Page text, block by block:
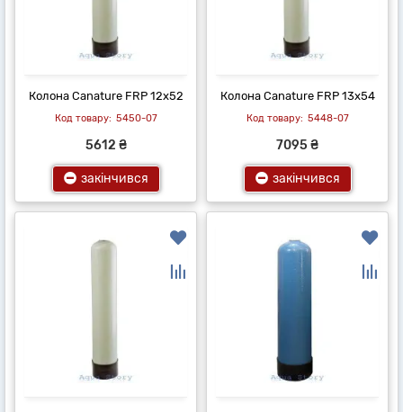
Колона Canature FRP 12х52
5450-07
5612 ₴
закінчився
Колона Canature FRP 13х54
5448-07
7095 ₴
закінчився